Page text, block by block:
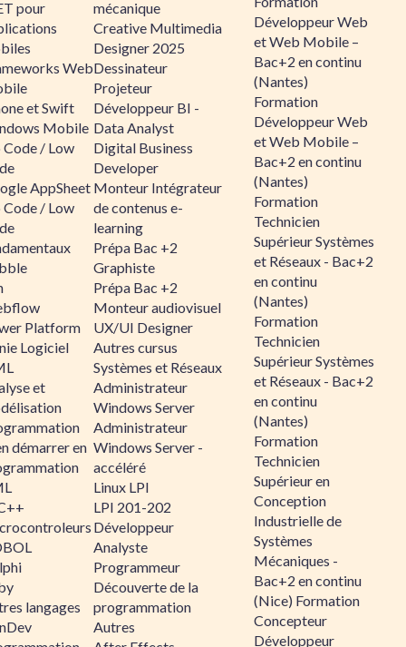
pour
Web
et Swift
Mobile
/ Low
AppSheet
/ Low
Platform
Logiciel
et
démarrer en
langages
mécanique
Creative Multimedia
Designer 2025
Dessinateur
Projeteur
Développeur BI -
Data Analyst
Digital Business
Developer
Monteur Intégrateur
de contenus e-
learning
Prépa Bac +2
Graphiste
Prépa Bac +2
Monteur audiovisuel
UX/UI Designer
Autres cursus
Systèmes et Réseaux
Administrateur
Windows Server
Administrateur
Windows Server -
accéléré
Linux LPI
LPI 201-202
Développeur
Analyste
Programmeur
Découverte de la
programmation
Autres
Développeur Web
et Web Mobile –
Bac+2 en continu
(Nantes)
Formation
Développeur Web
et Web Mobile –
Bac+2 en continu
(Nantes)
Formation
Technicien
Supérieur Systèmes
et Réseaux - Bac+2
en continu
(Nantes)
Formation
Technicien
Supérieur Systèmes
et Réseaux - Bac+2
en continu
(Nantes)
Formation
Technicien
Supérieur en
Conception
Industrielle de
Systèmes
Mécaniques -
Bac+2 en continu
(Nice) Formation
Concepteur
Développeur